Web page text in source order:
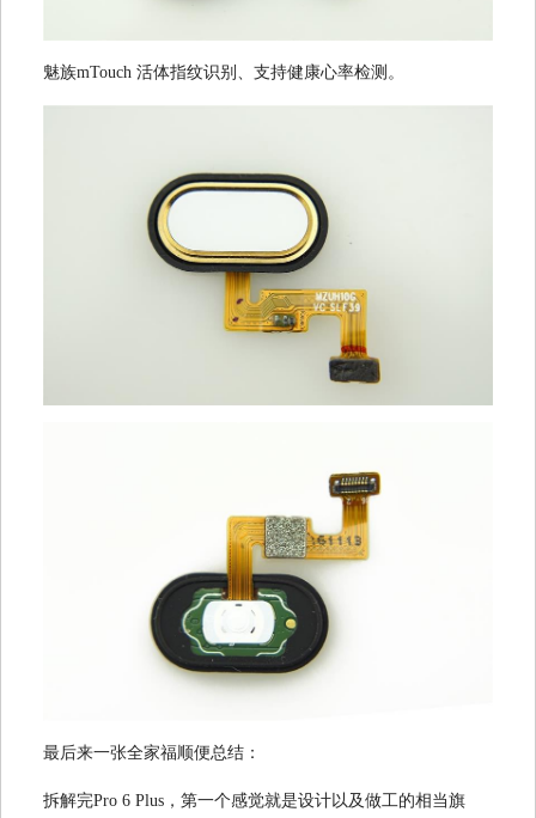
魅族mTouch 活体指纹识别、支持健康心率检测。
最后来一张全家福顺便总结：
拆解完Pro 6 Plus，第一个感觉就是设计以及做工的相当旗